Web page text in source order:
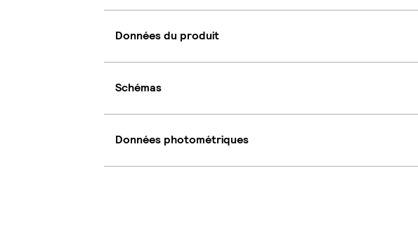
Données du produit
Schémas
Données photométriques